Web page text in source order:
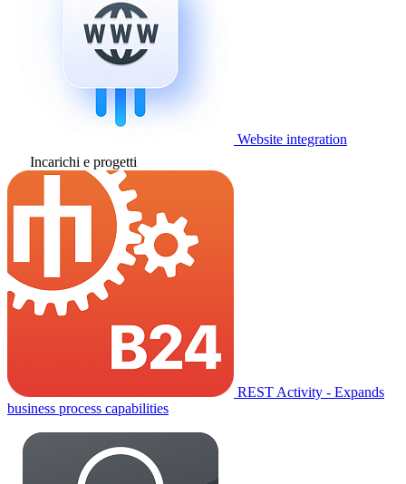
Website integration
Incarichi e progetti
REST Activity - Expands
business process capabilities